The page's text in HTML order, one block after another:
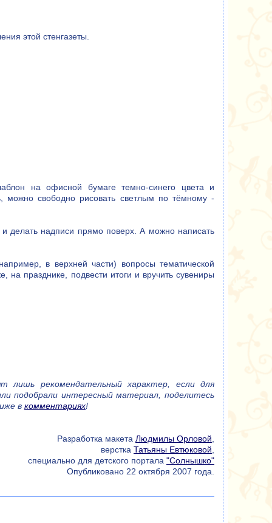
этой стенгазеты.
на офисной бумаге темно-синего цвета и
можно свободно рисовать светлым по тёмному -
делать надписи прямо поверх. А можно написать
в верхней части) вопросы тематической
празднике, подвести итоги и вручить сувениры
рекомендательный характер, если для
подобрали интересный материал, поделитесь
в комментариях!
Разработка макета Людмилы Орловой,
верстка Татьяны Евтюковой,
специально для детского портала "Солнышко"
Опубликовано 22 октября 2007 года.